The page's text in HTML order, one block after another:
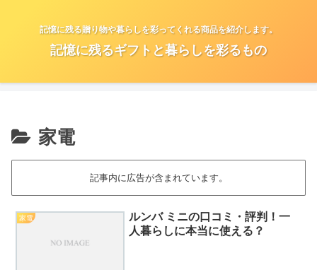
記憶に残る贈り物や暮らしを彩ってくれる商品を紹介します。
記憶に残るギフトと暮らしを彩るもの
家電
記事内に広告が含まれています。
家電
ルンバ ミニの口コミ・評判！一
人暮らしに本当に使える？